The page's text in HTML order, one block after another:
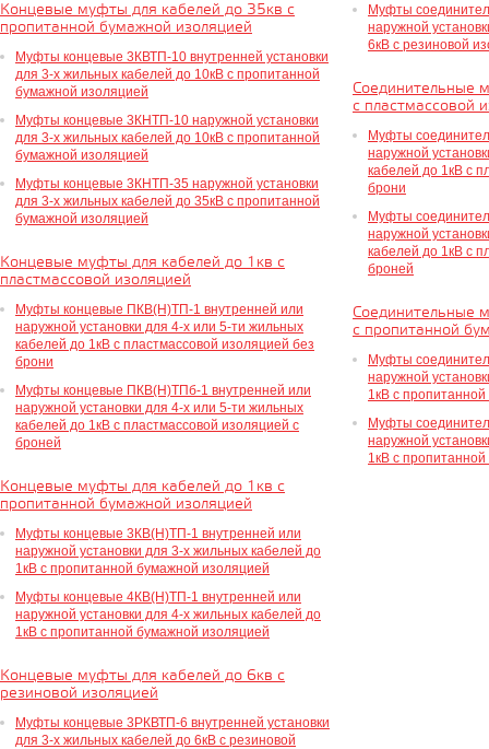
Концевые муфты для кабелей до 35кв с
пропитанной бумажной изоляцией
Муфты концевые 3КВТП-10 внутренней установки
для 3-х жильных кабелей до 10кВ с пропитанной
бумажной изоляцией
Муфты концевые 3КНТП-10 наружной установки
для 3-х жильных кабелей до 10кВ с пропитанной
бумажной изоляцией
Муфты концевые 3КНТП-35 наружной установки
для 3-х жильных кабелей до 35кВ с пропитанной
бумажной изоляцией
Концевые муфты для кабелей до 1кв с
пластмассовой изоляцией
Муфты концевые ПКВ(Н)ТП-1 внутренней или
наружной установки для 4-х или 5-ти жильных
кабелей до 1кВ с пластмассовой изоляцией без
брони
Муфты концевые ПКВ(Н)ТПб-1 внутренней или
наружной установки для 4-х или 5-ти жильных
кабелей до 1кВ с пластмассовой изоляцией с
броней
Концевые муфты для кабелей до 1кв с
пропитанной бумажной изоляцией
Муфты концевые 3КВ(Н)ТП-1 внутренней или
наружной установки для 3-х жильных кабелей до
1кВ с пропитанной бумажной изоляцией
Муфты концевые 4КВ(Н)ТП-1 внутренней или
наружной установки для 4-х жильных кабелей до
1кВ с пропитанной бумажной изоляцией
Концевые муфты для кабелей до 6кв с
резиновой изоляцией
Муфты концевые 3РКВТП-6 внутренней установки
для 3-х жильных кабелей до 6кВ с резиновой
Муфты
наружной
6кВ с резиновой
Соединительные
с пластмассовой
Муфты
наружной
кабелей до 1кВ с
брони
Муфты
наружной
кабелей до 1кВ с
броней
Соединительные
с пропитанной
Муфты
наружной
1кВ с
Муфты
наружной
1кВ с